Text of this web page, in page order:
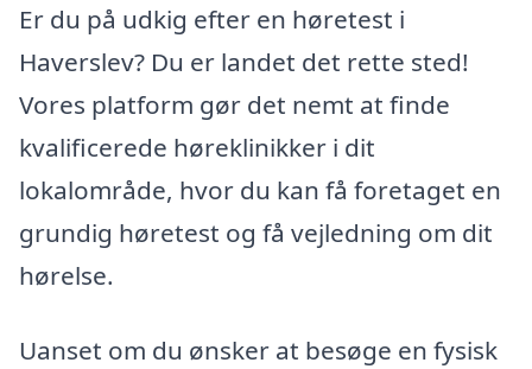
Er du på udkig efter en høretest i
Haverslev? Du er landet det rette sted!
Vores platform gør det nemt at finde
kvalificerede høreklinikker i dit
lokalområde, hvor du kan få foretaget en
grundig høretest og få vejledning om dit
hørelse.
Uanset om du ønsker at besøge en fysisk